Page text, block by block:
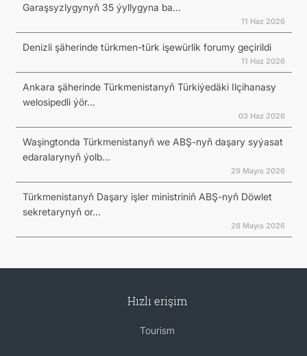
Garaşsyzlygynyň 35 ýyllygyna ba...
11 Haz 2026
Denizli şäherinde türkmen-türk işewürlik forumy geçirildi
11 Haz 2026
Ankara şäherinde Türkmenistanyň Türkiýedäki Ilçihanasy
welosipedli ýör...
03 Haz 2026
Waşingtonda Türkmenistanyň we ABŞ-nyň daşary syýasat
edaralarynyň ýolb...
29 Mayıs 2026
Türkmenistanyň Daşary işler ministriniň ABŞ-nyň Döwlet
sekretarynyň or...
28 Mayıs 2026
Hızlı erişim
Tourism